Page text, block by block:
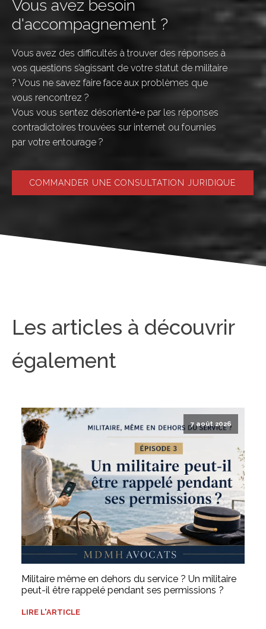
Vous avez besoin
d'accompagnement ?
Vous avez des difficultés à trouver des réponses à
vos questions s’agissant de votre statut de militaire
? Vous ne savez faire face aux problèmes que
vous rencontrez ?
Vous vous sentez désorienté•e par les réponses
contradictoires trouvées sur internet ou fournies
par votre entourage ?
COMMANDER UNE CONSULTATION JURIDIQUE
Les articles à découvrir
également
7 août 2026
Militaire même en dehors du service ? Un militaire
peut-il être rappelé pendant ses permissions ?
LIRE L'ARTICLE